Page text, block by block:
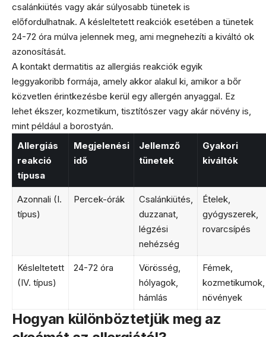
csalánkiütés vagy akár súlyosabb tünetek is
előfordulhatnak. A késleltetett reakciók esetében a tünetek
24-72 óra múlva jelennek meg, ami megnehezíti a kiváltó ok
azonosítását.
A kontakt dermatitis az allergiás reakciók egyik
leggyakoribb formája, amely akkor alakul ki, amikor a bőr
közvetlen érintkezésbe kerül egy allergén anyaggal. Ez
lehet ékszer, kozmetikum, tisztítószer vagy akár növény is,
mint például a borostyán.
Allergiás
reakció
típusa
Megjelenési
idő
Jellemző
tünetek
Gyakori
kiváltók
Azonnali (I.
típus)
Percek-órák
Csalánkiütés,
duzzanat,
légzési
nehézség
Ételek,
gyógyszerek,
rovarcsípés
Késleltetett
(IV. típus)
24-72 óra
Vörösség,
hólyagok,
hámlás
Fémek,
kozmetikumok,
növények
Hogyan különböztetjük meg az